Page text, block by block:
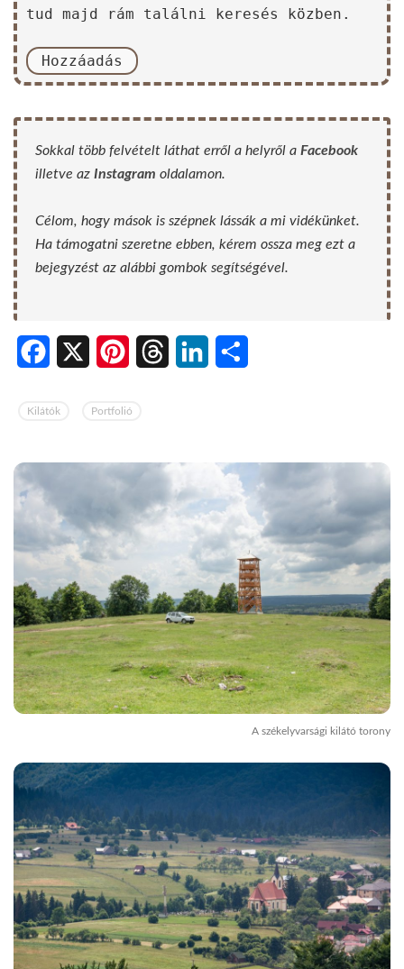
tud majd rám találni keresés közben.
Hozzáadás
Sokkal több felvételt láthat erről a helyről a Facebook
illetve az Instagram oldalamon.
Célom, hogy mások is szépnek lássák a mi vidékünket.
Ha támogatni szeretne ebben, kérem ossza meg ezt a
bejegyzést az alábbi gombok segítségével.
Facebook PinterestThreads LinkedIn
Kilátók Portfolió
A székelyvarsági kilátó torony